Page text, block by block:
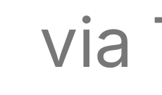
via